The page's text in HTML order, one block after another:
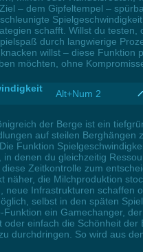
– dem Gipfeltempel –
schafft. Willst du
durch langwierige
willst – diese Funktion
möchten, ohne
Alt+Num 2
der Berge ist ein
auf steilen Berghängen
Funktion
in denen du gleichzeitig
Zeitkontrolle zum
näher, die Milchproduktion
neue Infrastrukturen schaffen
selbst in den späten
Funktion ein Gamechanger,
oder einfach die Schönheit
durchdringen. So wird aus